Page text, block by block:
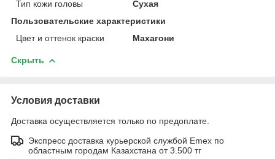
Тип кожи головы
Сухая
Пользовательские характеристики
Цвет и оттенок краски
Махагони
Скрыть
Условия доставки
Доставка осуществляется только по предоплате.
Экспресс доставка курьерской службой Emex по
областным городам Казахстана от 3.500 тг